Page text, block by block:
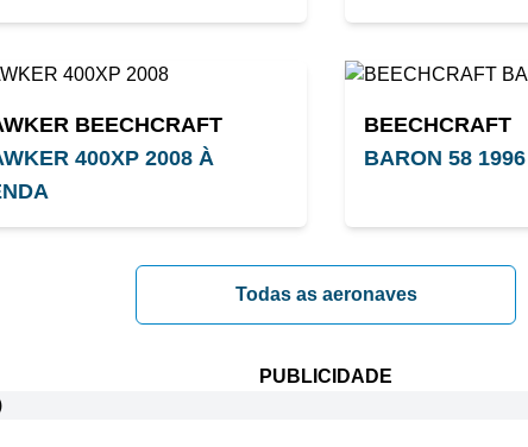
BEECHCRAFT
400XP 2008 À
BEECHCRAFT
BARON 58
Todas as aeronaves
PUBLICIDADE